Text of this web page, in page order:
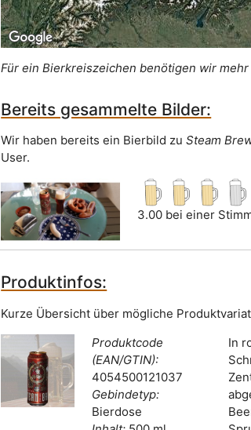
Für ein Bierkreiszeichen benötigen wir mehr
Bereits gesammelte Bilder:
Wir haben bereits ein Bierbild zuSteam
User.
3.00 bei einer
Produktinfos:
Kurze Übersicht über mögliche
Produktcode
(EAN/GTIN):
4054500121037
Gebindetyp:
Bierdose
In